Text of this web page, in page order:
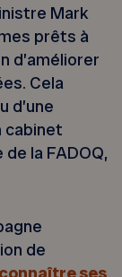
Mark
prêts à
d’améliorer
Cela
d’une
cabinet
la FADOQ,
de